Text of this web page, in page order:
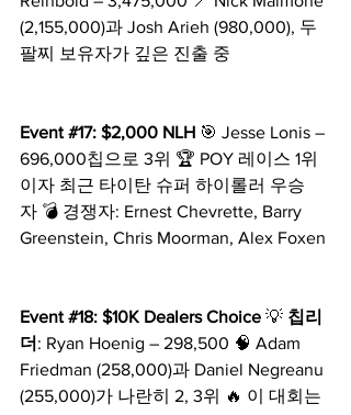
(2,155,000)과 Josh Arieh (980,000), 두
팔찌 보유자가 깊은 진출 중
Event #17: $2,000 NLH 🎯 Jesse Lonis –
696,000칩으로 3위 🏆 POY 레이스 1위
이자 최근 타이탄 슈퍼 하이롤러 우승
자 💣 경쟁자: Ernest Chevrette, Barry
Greenstein, Chris Moorman, Alex Foxen
Event #18: $10K Dealers Choice 💡 칩리
더 : Ryan Hoenig – 298,500 🧠 Adam
Friedman (258,000)과 Daniel Negreanu
(255,000)가 나란히 2, 3위 🔥 이 대회는